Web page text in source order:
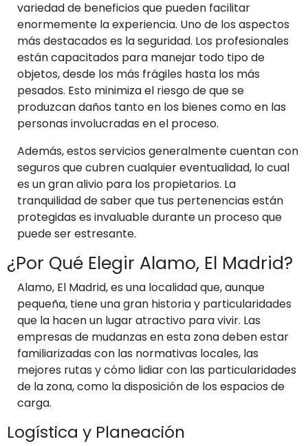
variedad de beneficios que pueden facilitar
enormemente la experiencia. Uno de los aspectos
más destacados es la seguridad. Los profesionales
están capacitados para manejar todo tipo de
objetos, desde los más frágiles hasta los más
pesados. Esto minimiza el riesgo de que se
produzcan daños tanto en los bienes como en las
personas involucradas en el proceso.
Además, estos servicios generalmente cuentan con
seguros que cubren cualquier eventualidad, lo cual
es un gran alivio para los propietarios. La
tranquilidad de saber que tus pertenencias están
protegidas es invaluable durante un proceso que
puede ser estresante.
¿Por Qué Elegir Alamo, El Madrid?
Alamo, El Madrid, es una localidad que, aunque
pequeña, tiene una gran historia y particularidades
que la hacen un lugar atractivo para vivir. Las
empresas de mudanzas en esta zona deben estar
familiarizadas con las normativas locales, las
mejores rutas y cómo lidiar con las particularidades
de la zona, como la disposición de los espacios de
carga.
Logística y Planeación